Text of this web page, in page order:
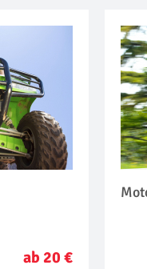
ab 20 €